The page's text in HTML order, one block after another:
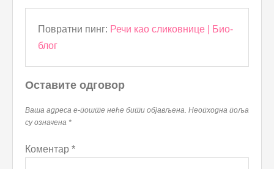
Повратни пинг: Речи као сликовнице | Био-
блог
Оставите одговор
Ваша адреса е-поште неће бити објављена. Неопходна поља
су означена *
Коментар *